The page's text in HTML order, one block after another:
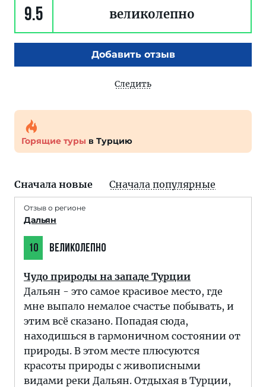
9.5 великолепно
Добавить отзыв
Следить
Горящие туры в Турцию
Сначала новые Сначала популярные
Отзыв о регионе
Дальян
10 ВЕЛИКОЛЕПНО
Чудо природы на западе Турции
Дальян - это самое красивое место, где
мне выпало немалое счастье побывать, и
этим всё сказано. Попадая сюда,
находишься в гармоничном состоянии от
природы. В этом месте плюсуются
красоты природы с живописными
видами реки Дальян. Отдыхая в Турции,